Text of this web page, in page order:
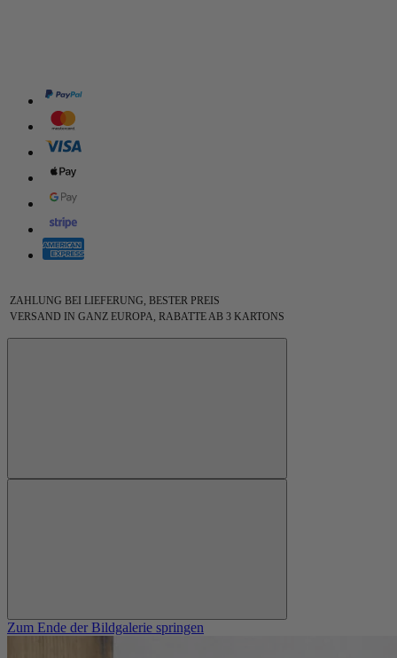
ZAHLUNG BEI LIEFERUNG, BESTER PREIS
VERSAND IN GANZ EUROPA, RABATTE AB 3 KARTONS
Zum Ende der Bildgalerie springen